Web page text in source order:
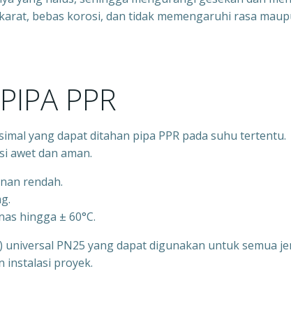
bebas korosi, dan tidak memengaruhi rasa
PPR
yang dapat ditahan pipa PPR pada suhu tertentu.
awet dan aman.
rendah.
hingga ± 60°C.
PN25 yang dapat digunakan untuk semua
instalasi proyek.